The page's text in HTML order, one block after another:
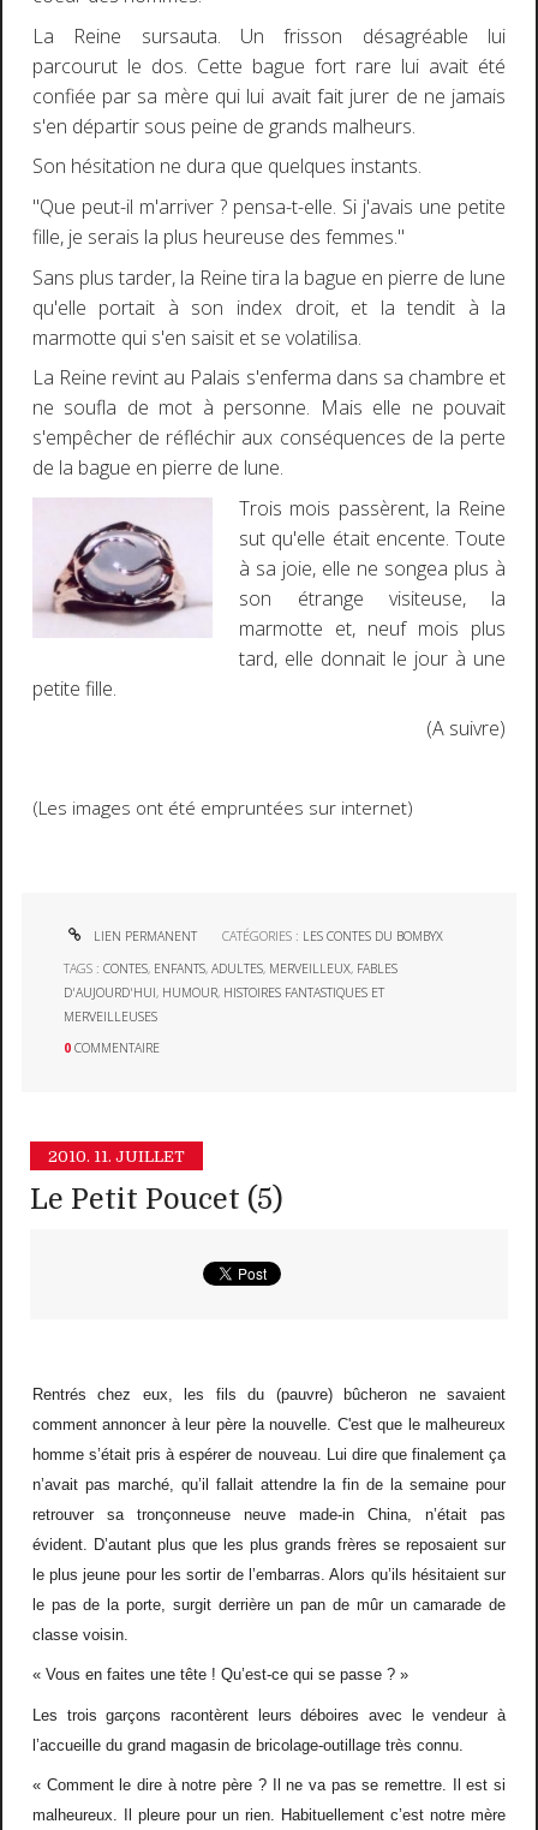
La Reine sursauta. Un frisson désagréable lui
parcourut le dos. Cette bague fort rare lui avait été
confiée par sa mère qui lui avait fait jurer de ne jamais
s'en départir sous peine de grands malheurs.
Son hésitation ne dura que quelques instants.
"Que peut-il m'arriver ? pensa-t-elle. Si j'avais une petite
fille, je serais la plus heureuse des femmes."
Sans plus tarder, la Reine tira la bague en pierre de lune
qu'elle portait à son index droit, et la tendit à la
marmotte qui s'en saisit et se volatilisa.
La Reine revint au Palais s'enferma dans sa chambre et
ne soufla de mot à personne. Mais elle ne pouvait
s'empêcher de réfléchir aux conséquences de la perte
de la bague en pierre de lune.
Trois mois passèrent, la Reine
sut qu'elle était encente. Toute
à sa joie, elle ne songea plus à
son étrange visiteuse, la
marmotte et, neuf mois plus
tard, elle donnait le jour à une
petite fille.
(A suivre)
(Les images ont été empruntées sur internet)
LIEN PERMANENT CATÉGORIES : LES CONTES DU BOMBYX
TAGS :CONTES, ENFANTS,ADULTES, MERVEILLEUX, FABLES
D'AUJOURD'HUI, HUMOUR, HISTOIRES FANTASTIQUES ET
MERVEILLEUSES
0 COMMENTAIRE
2010. 11. JUILLET
Le Petit Poucet (5)
Rentrés chez eux, les fils du (pauvre) bûcheron ne savaient
comment annoncer à leur père la nouvelle. C'est que le malheureux
homme s’était pris à espérer de nouveau. Lui dire que finalement ça
n’avait pas marché, qu’il fallait attendre la fin de la semaine pour
retrouver sa tronçonneuse neuve made-in China, n’était pas
évident. D’autant plus que les plus grands frères se reposaient sur
le plus jeune pour les sortir de l’embarras. Alors qu’ils hésitaient sur
le pas de la porte, surgit derrière un pan de mûr un camarade de
classe voisin.
« Vous en faites une tête ! Qu’est-ce qui se passe ? »
Les trois garçons racontèrent leurs déboires avec le vendeur à
l’accueille du grand magasin de bricolage-outillage très connu.
« Comment le dire à notre père ? Il ne va pas se remettre. Il est si
malheureux. Il pleure pour un rien. Habituellement c’est notre mère